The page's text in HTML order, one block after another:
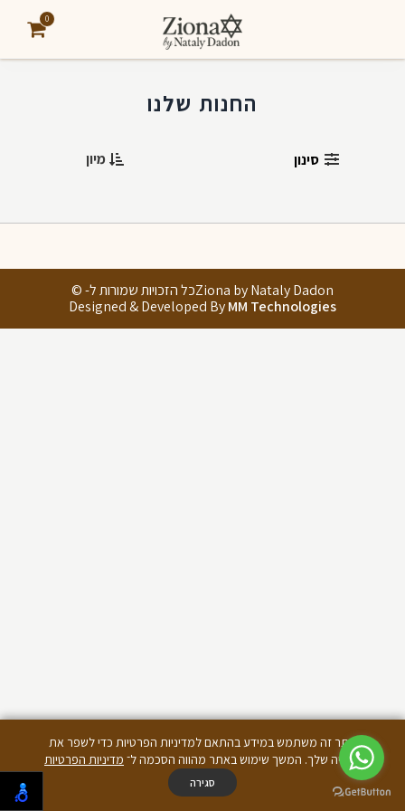
0
אתר זה משתמש במידע בהתאם למדיניות הפרטיות כדי לשפר את
החוויה שלך. המשך שימוש באתר מהווה הסכמה ל־ מדיניות הפרטיות
סגירה
החנות שלנו
סינון מיון
Ziona by Nataly Dadonכל הזכויות שמורות ל- ©
Designed & Developed ByMM Technologies